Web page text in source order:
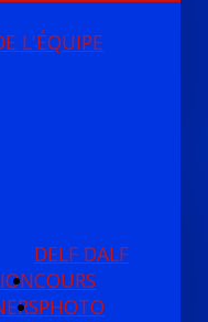
L'ÉQUIPE
DELF DALF
COURS
PHOTO